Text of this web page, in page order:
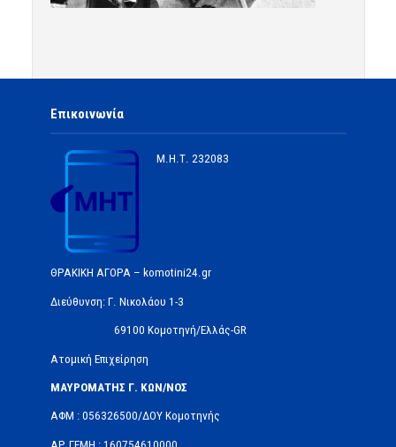
Επικοινωνία
Μ.Η.Τ. 232083
ΘΡΑΚΙΚΗ ΑΓΟΡΑ – komotini24.gr
Διεύθυνση: Γ. Νικολάου 1-3
69100 Κομοτηνή/Ελλάς-GR
Ατομική Επιχείρηση
ΜΑΥΡΟΜΑΤΗΣ Γ. ΚΩΝ/ΝΟΣ
ΑΦΜ : 056326500/ΔOΥ Κομοτηνής